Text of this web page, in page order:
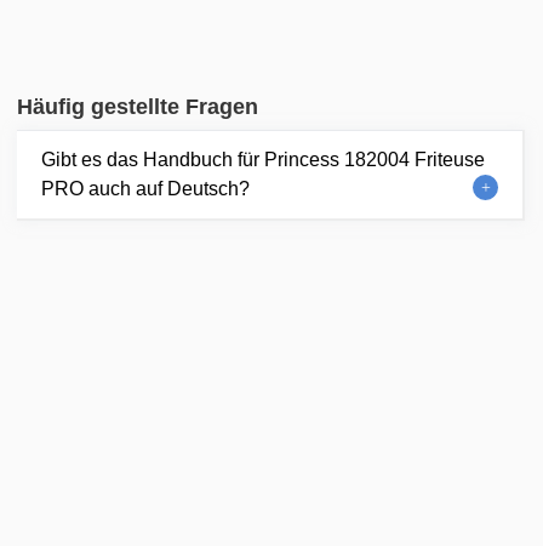
Häufig gestellte Fragen
Gibt es das Handbuch für Princess 182004 Friteuse
PRO auch auf Deutsch?